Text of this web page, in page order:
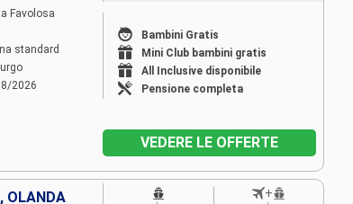
Favolosa
standard
2026
Bambini Gratis
Mini Club bambini gratis
All Inclusive disponibile
Pensione completa
VEDERE LE OFFERTE
OLANDA +